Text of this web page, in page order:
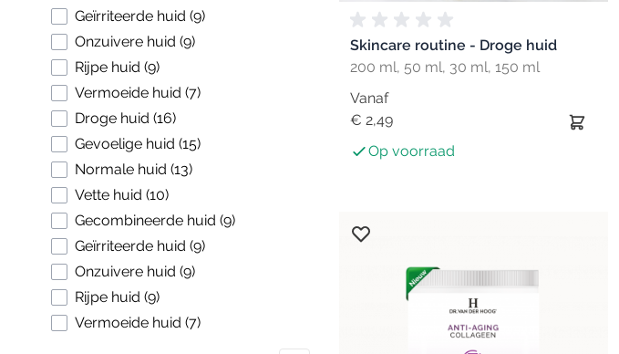
Geïrriteerde huid (9products available
)
Onzuivere huid (9products available
)
Rijpe huid (9products available
)
Vermoeide huid (7products available
)
Droge huid (16products available
)
Gevoelige huid (15products available
)
Normale huid (13products available
)
Vette huid (10products available
)
Gecombineerde huid (9products available
)
Geïrriteerde huid (9products available
)
Onzuivere huid (9products available
)
Rijpe huid (9products available
)
Vermoeide huid (7products available
)
Skincare routine - Droge huid
200 ml, 50 ml, 30 ml, 150 ml
Vanaf
€ 2,49
Op voorraad